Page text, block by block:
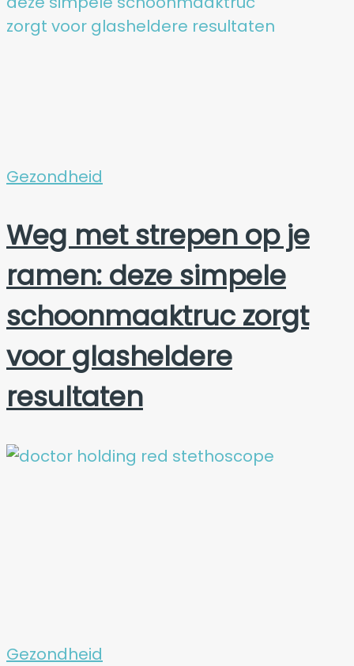
Gezondheid
Weg met strepen op je
ramen: deze simpele
schoonmaaktruc zorgt
voor glasheldere
resultaten
Gezondheid